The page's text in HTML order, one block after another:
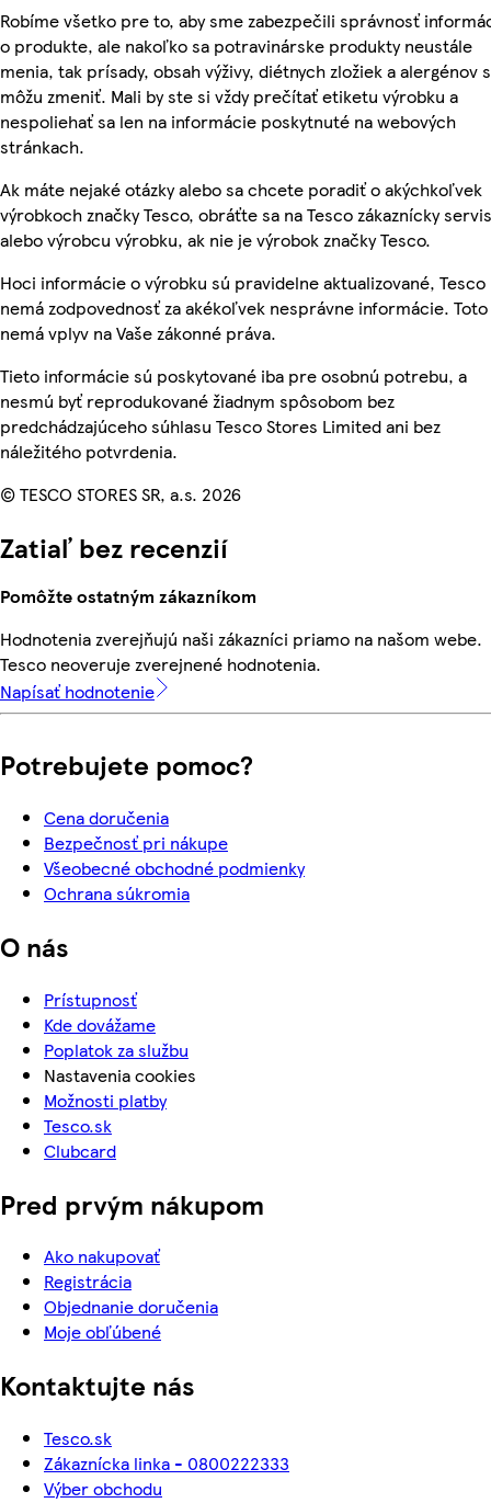
Robíme všetko pre to, aby sme zabezpečili správnosť
o produkte, ale nakoľko sa potravinárske produkty neustále
menia, tak prísady, obsah výživy, diétnych zložiek a alergénov
môžu zmeniť. Mali by ste si vždy prečítať etiketu výrobku a
nespoliehať sa len na informácie poskytnuté na webových
stránkach.
Ak máte nejaké otázky alebo sa chcete poradiť o akýchkoľvek
výrobkoch značky Tesco, obráťte sa na Tesco zákaznícky
alebo výrobcu výrobku, ak nie je výrobok značky Tesco.
Hoci informácie o výrobku sú pravidelne aktualizované, Tesco
nemá zodpovednosť za akékoľvek nesprávne informácie. Toto
nemá vplyv na Vaše zákonné práva.
Tieto informácie sú poskytované iba pre osobnú potrebu, a
nesmú byť reprodukované žiadnym spôsobom bez
predchádzajúceho súhlasu Tesco Stores Limited ani bez
náležitého potvrdenia.
© TESCO STORES SR, a.s. 2026
Zatiaľ bez recenzií
Pomôžte ostatným zákazníkom
Hodnotenia zverejňujú naši zákazníci priamo na našom webe.
Tesco neoveruje zverejnené hodnotenia.
Napísať hodnotenie
Potrebujete pomoc?
Cena doručenia
Bezpečnosť pri nákupe
Všeobecné obchodné podmienky
Ochrana súkromia
O nás
Prístupnosť
Kde dovážame
Poplatok za službu
Nastavenia cookies
Možnosti platby
Tesco.sk
Clubcard
Pred prvým nákupom
Ako nakupovať
Registrácia
Objednanie doručenia
Moje obľúbené
Kontaktujte nás
Tesco.sk
Zákaznícka linka - 0800222333
Výber obchodu